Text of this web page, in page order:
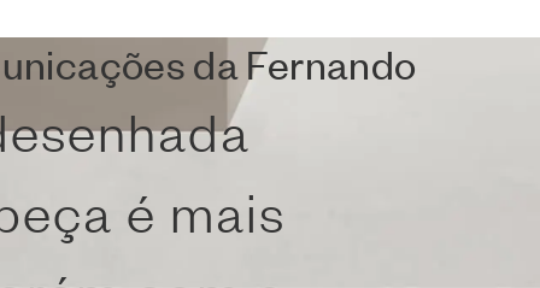
é mais
da Fernando